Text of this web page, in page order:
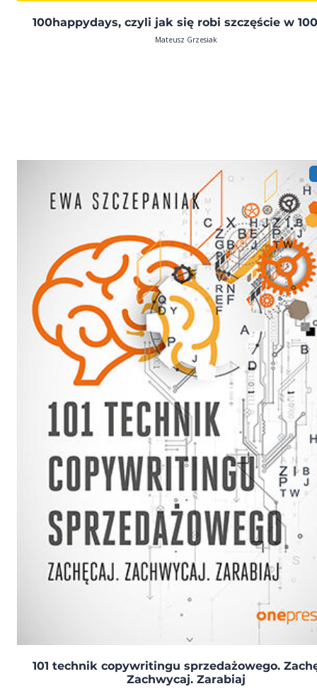
100happydays, czyli jak się robi szczęście w
Mateusz Grzesiak
101 technik copywritingu sprzedażowego.
Zachwycaj. Zarabiaj